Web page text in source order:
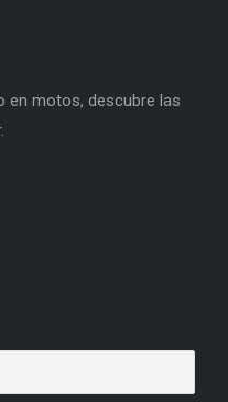
en motos, descubre las